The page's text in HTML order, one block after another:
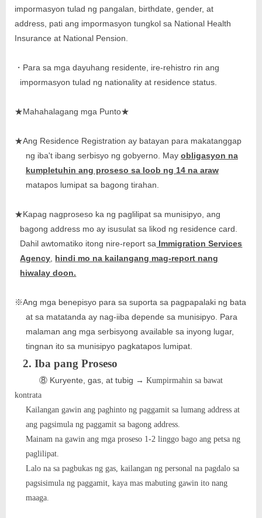
impormasyon tulad ng pangalan, birthdate, gender, at
address, pati ang impormasyon tungkol sa National Health
Insurance at National Pension.
・ Para sa mga dayuhang residente, ire-rehistro rin ang
impormasyon tulad ng nationality at residence status.
★Mahahalagang mga Punto★
★Ang Residence Registration ay batayan para makatanggap
ng iba't ibang serbisyo ng gobyerno. May obligasyon na
kumpletuhin ang proseso sa loob ng 14 na araw
matapos lumipat sa bagong tirahan.
★Kapag nagproseso ka ng paglilipat sa munisipyo, ang
bagong address mo ay isusulat sa likod ng residence card.
Dahil awtomatiko itong nire-report sa Immigration Services
Agency hindi mo na kailangang mag-report nang
hiwalay doon.
※Ang mga benepisyo para sa suporta sa pagpapalaki ng bata
at sa matatanda ay nag-iiba depende sa munisipyo. Para
malaman ang mga serbisyong available sa inyong lugar,
tingnan ito sa munisipyo pagkatapos lumipat.
2. Iba pang Proseso
⑧ Kuryente, gas, at tubig → Kumpirmahin sa bawat
kontrata
Kailangan gawin ang paghinto ng paggamit sa lumang address at
ang pagsimula ng paggamit sa bagong address.
Mainam na gawin ang mga proseso 1-2 linggo bago ang petsa ng
paglilipat.
Lalo na sa pagbukas ng gas, kailangan ng personal na pagdalo sa
pagsisimula ng paggamit, kaya mas mabuting gawin ito nang
maaga.